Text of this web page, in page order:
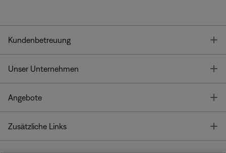
Kundenbetreuung
Unser Unternehmen
Angebote
Zusätzliche Links